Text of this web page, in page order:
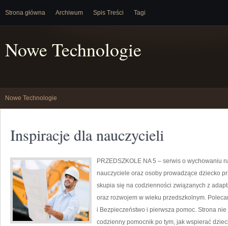
Strona główna Archiwum Spis Treści Tagi
Nowe Technologie
Nowe Technologie
Inspiracje dla nauczycieli
PRZEDSZKOLE NA 5 – serwis o wychowaniu
nauczyciele oraz osoby prowadzące dziecko
skupia się na codzienności związanych z
oraz rozwojem w wieku przedszkolnym.
i Bezpieczeństwo i pierwsza pomoc. Strona
codzienny pomocnik po tym, jak wspierać